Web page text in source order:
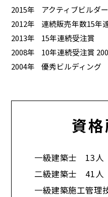
2015年
アクティブビルダ
2012年
連続販売年数15年
2013年
15年連続受注賞
2008年
10年連続受注賞
2004年
優秀ビルディング
資
一級建築士 13人
二級建築士 41人
一級建築施工管